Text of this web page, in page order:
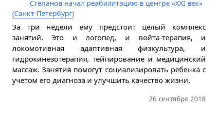
Степанов начал реабилитацию в центре «XXI век»
(Санкт-Петербург)
За три недели ему предстоит целый комплекс
занятий. Это и логопед, и войта-терапия, и
локомотивная адаптивная физкультура, и
гидрокинезотерапия, тейпирование и медицинский
массаж. Занятия помогут социализировать ребенка с
учетом его диагноза и улучшить качество жизни.
26 сентября 2018